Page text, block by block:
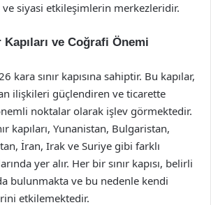
siyasi etkileşimlerin merkezleridir.
Kapıları ve Coğrafi Önemi
kara sınır kapısına sahiptir. Bu kapılar,
ilişkileri güçlendiren ve ticarette
noktalar olarak işlev görmektedir.
kapıları, Yunanistan, Bulgaristan,
İran, Irak ve Suriye gibi farklı
yer alır. Her bir sınır kapısı, belirli
bulunmakta ve bu nedenle kendi
etkilemektedir.